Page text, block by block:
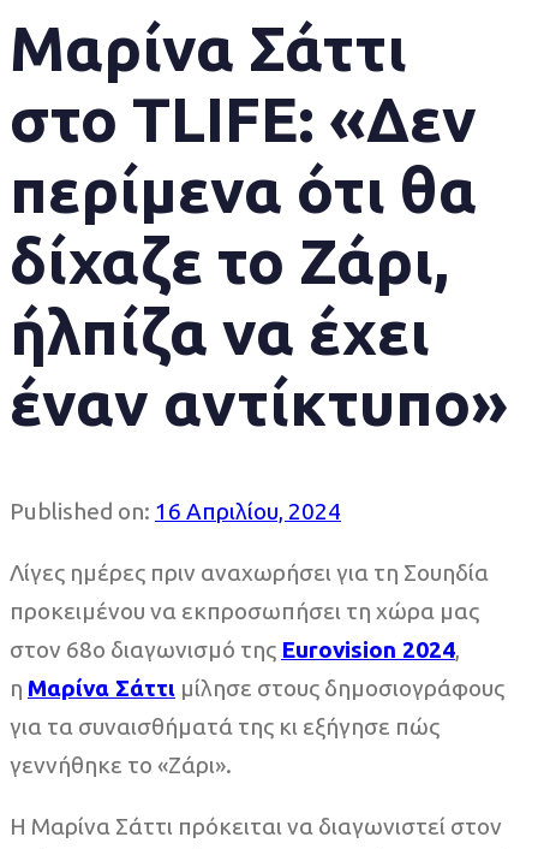
Μαρίνα Σάττι
στο TLIFE: «Δεν
περίμενα ότι θα
δίχαζε το Ζάρι,
ήλπίζα να έχει
έναν αντίκτυπο»
Published on: 16 Απριλίου, 2024
Λίγες ημέρες πριν αναχωρήσει για τη Σουηδία
προκειμένου να εκπροσωπήσει τη χώρα μας
στον 68ο διαγωνισμό της Eurovision 2024,
η Μαρίνα Σάττι μίλησε στους δημοσιογράφους
για τα συναισθήματά της κι εξήγησε πώς
γεννήθηκε το «Ζάρι».
Η Μαρίνα Σάττι πρόκειται να διαγωνιστεί στον